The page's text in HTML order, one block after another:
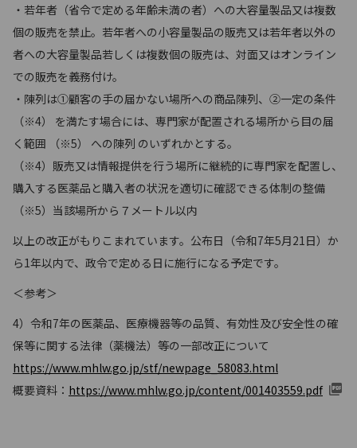
・若年者（省令で定める年齢未満の者）への大容量製品又は複数
個の販売を禁止。若年者への小容量製品の販売又は若年者以外の
者への大容量製品若しくは複数個の販売は、対面又はオンライン
での販売を義務付け。
・陳列は①顧客の手の届かない場所への商品陳列、②一定の条件
（※4） を満たす場合には、専門家が配置される場所から目の届
く範囲 （※5） への陳列 のいずれかとする。
（※4）販売又は情報提供を行う場所に継続的に専門家を配置し、
購入する医薬品と購入者の状況を適切に確認できる体制の整備
（※5）当該場所から７メートル以内
以上の改正がもりこまれています。公布日（令和7年5月21日）か
ら1年以内で、政令で定める日に施行になる予定です。
＜参考＞
4）令和7年の医薬品、医療機器等の品質、有効性及び安全性の確
保等に関する法律（薬機法）等の一部改正について
https://www.mhlw.go.jp/stf/newpage_58083.html
概要資料： https://www.mhlw.go.jp/content/001403559.pdf